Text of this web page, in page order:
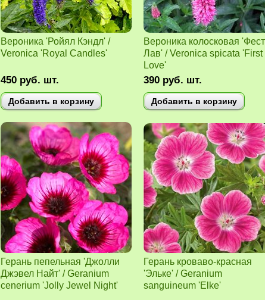
Вероника 'Ройял Кэндл' /
Veronica 'Royal Candles'
450 руб. шт.
Добавить в корзину
Вероника колосковая 'Фест
Лав' / Veronica spicata 'First
Love'
390 руб. шт.
Добавить в корзину
Герань пепельная 'Джолли
Джэвел Найт' / Geranium
cenerium 'Jolly Jewel Night'
Герань кроваво-красная
'Эльке' / Geranium
sanguineum 'Elke'